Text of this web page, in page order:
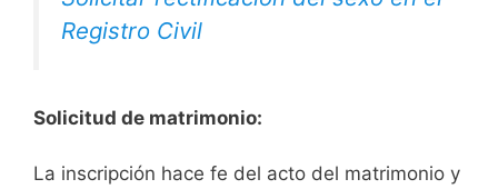
Registro Civil
Solicitud de matrimonio:
La inscripción hace fe del acto del matrimonio y